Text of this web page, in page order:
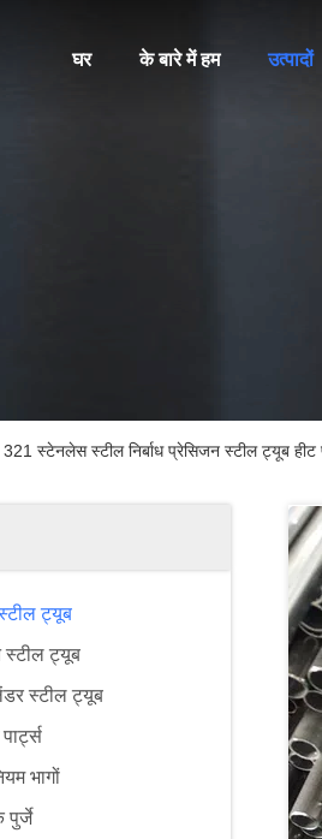
घर के बारे में हम उत्पादों
321 स्टेनलेस स्टील निर्बाध प्रेसिजन स्टील ट्यूब हीट
ट्यूब
स्टील ट्यूब
स्टील ट्यूब
भागों
पुर्जे